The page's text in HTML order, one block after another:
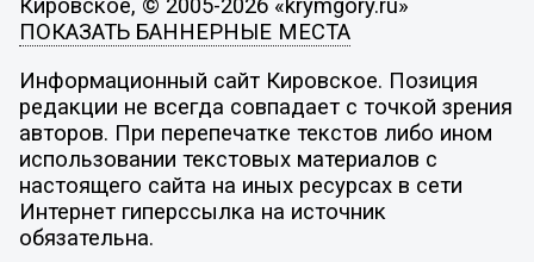
Кировское, © 2005-2026 «krymgory.ru»
ПОКАЗАТЬ БАННЕРНЫЕ МЕСТА
Информационный сайт Кировское. Позиция
редакции не всегда совпадает с точкой зрения
авторов. При перепечатке текстов либо ином
использовании текстовых материалов с
настоящего сайта на иных ресурсах в сети
Интернет гиперссылка на источник
обязательна.